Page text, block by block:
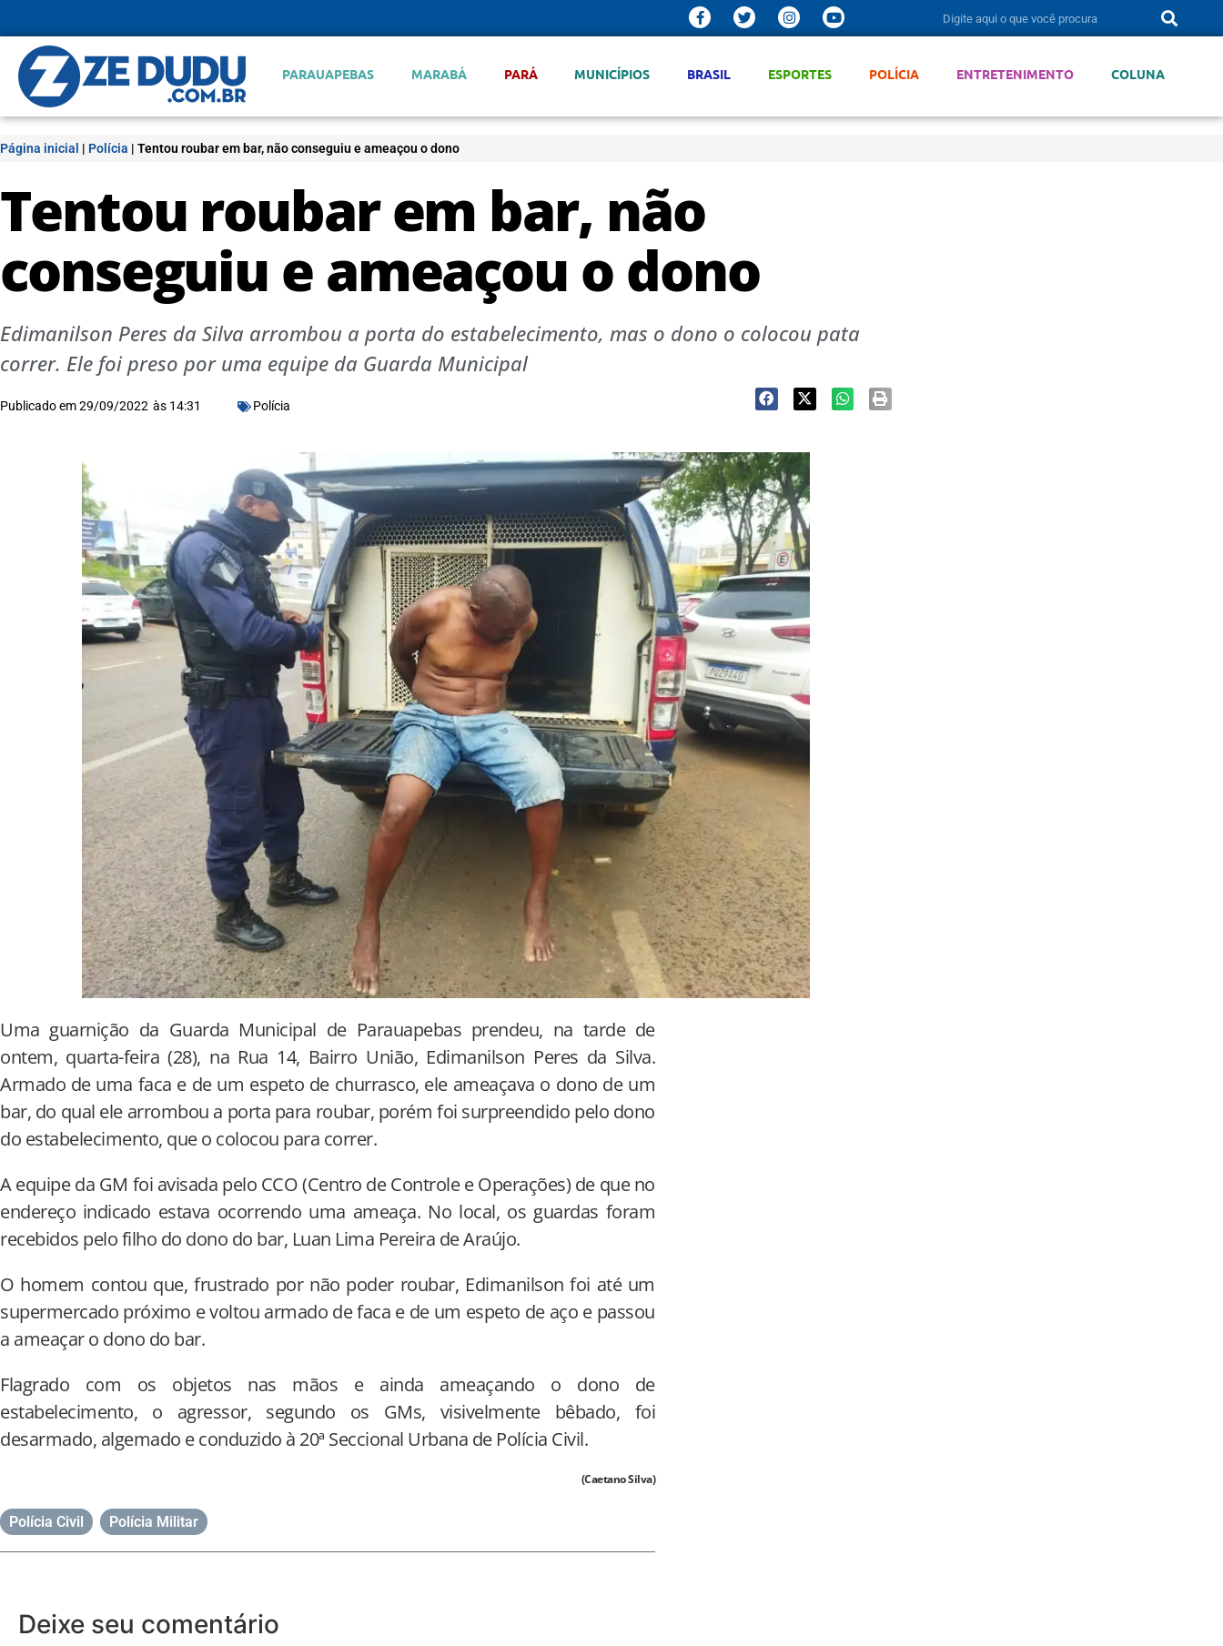
PARAUAPEBAS MARABÁ PARÁ MUNICÍPIOS BRASIL ESPORTES POLÍCIA ENTRETENIMENTO COLUNA
Página inicial | Polícia | Tentou roubar em bar, não conseguiu e ameaçou o dono
Tentou roubar em bar, não
conseguiu e ameaçou o dono
Edimanilson Peres da Silva arrombou a porta do estabelecimento, mas o dono o colocou pata
correr. Ele foi preso por uma equipe da Guarda Municipal
Publicado em29/09/2022 às 14:31 Polícia
Uma guarnição da Guarda Municipal de Parauapebas prendeu, na tarde de
ontem, quarta-feira (28), na Rua 14, Bairro União, Edimanilson Peres da Silva.
Armado de uma faca e de um espeto de churrasco, ele ameaçava o dono de um
bar, do qual ele arrombou a porta para roubar, porém foi surpreendido pelo dono
do estabelecimento, que o colocou para correr.
A equipe da GM foi avisada pelo CCO (Centro de Controle e Operações) de que no
endereço indicado estava ocorrendo uma ameaça. No local, os guardas foram
recebidos pelo filho do dono do bar, Luan Lima Pereira de Araújo.
O homem contou que, frustrado por não poder roubar, Edimanilson foi até um
supermercado próximo e voltou armado de faca e de um espeto de aço e passou
a ameaçar o dono do bar.
Flagrado com os objetos nas mãos e ainda ameaçando o dono de
estabelecimento, o agressor, segundo os GMs, visivelmente bêbado, foi
desarmado, algemado e conduzido à 20ª Seccional Urbana de Polícia Civil.
(Caetano Silva)
Polícia Civil Polícia Militar
Deixe seu comentário